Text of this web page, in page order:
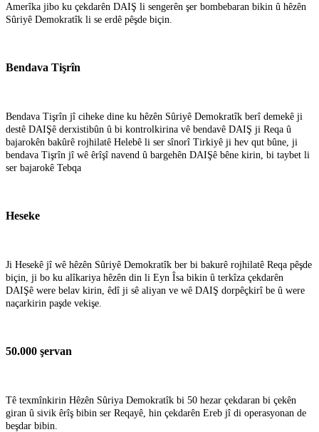
Amerîka jibo ku çekdarên DAIŞ li sengerên şer bombebaran bikin û hêzên
Sûriyê Demokratîk li se erdê pêşde biçin.
Bendava Tişrîn
Bendava Tişrîn jî ciheke dine ku hêzên Sûriyê Demokratîk berî demekê ji
destê DAIŞê derxistibûn û bi kontrolkirina vê bendavê DAIŞ ji Reqa û
bajarokên bakûrê rojhilatê Helebê li ser sînorî Tirkiyê ji hev qut bûne, ji
bendava Tişrîn jî wê êrîşî navend û bargehên DAIŞê bêne kirin, bi taybet li
ser bajarokê Tebqa
Heseke
Ji Hesekê jî wê hêzên Sûriyê Demokratîk ber bi bakurê rojhilatê Reqa pêşde
biçin, ji bo ku alîkariya hêzên din li Eyn Îsa bikin û terkîza çekdarên
DAIŞê were belav kirin, êdî ji sê aliyan ve wê DAIŞ dorpêçkirî be û were
naçarkirin paşde vekişe.
50.000 şervan
Tê texmînkirin Hêzên Sûriya Demokratîk bi 50 hezar çekdaran bi çekên
giran û sivik êrîş bibin ser Reqayê, hin çekdarên Ereb jî di operasyonan de
beşdar bibin.